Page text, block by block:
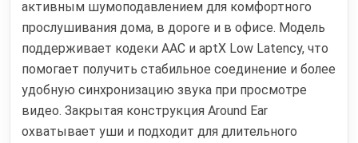
активным шумоподавлением для комфортного
прослушивания дома, в дороге и в офисе. Модель
поддерживает кодеки AAC и aptX Low Latency, что
помогает получить стабильное соединение и более
удобную синхронизацию звука при просмотре
видео. Закрытая конструкция Around Ear
охватывает уши и подходит для длительного